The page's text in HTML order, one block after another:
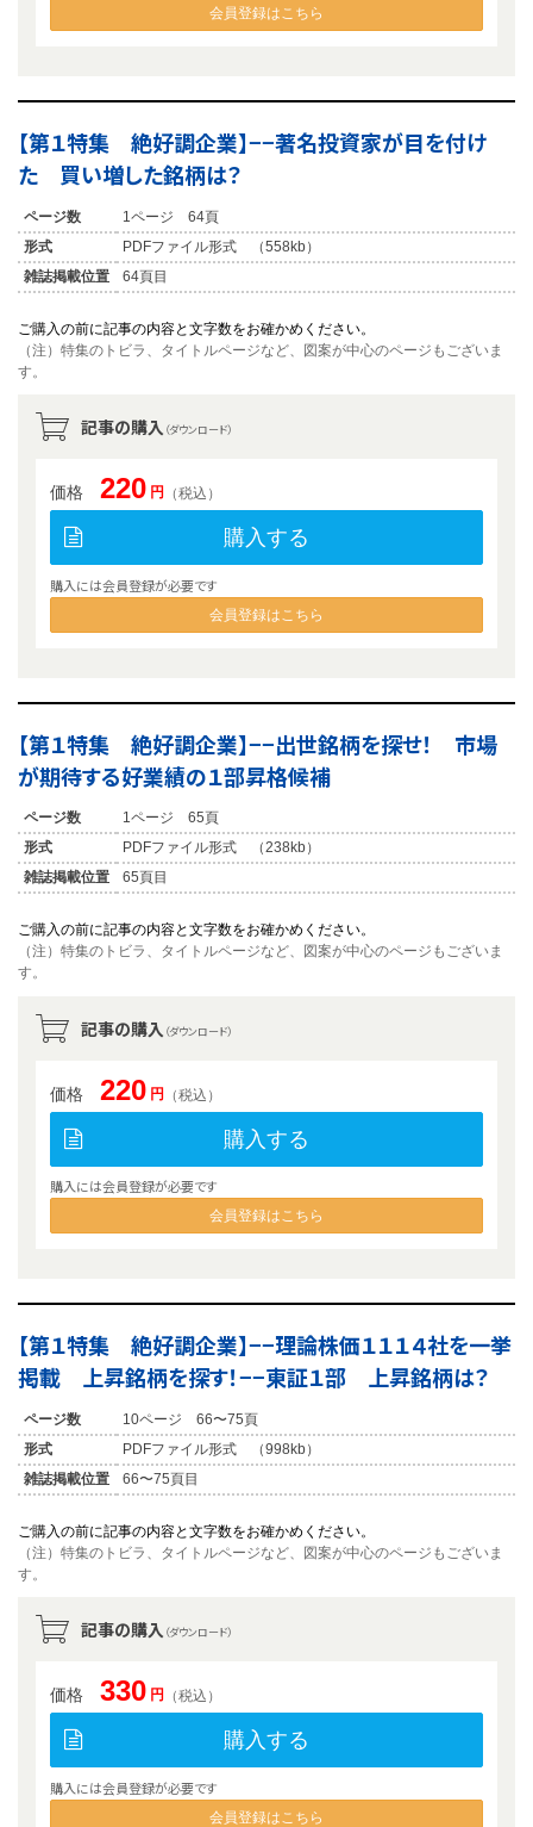
会員登録はこちら
【第１特集 絶好調企業】−−著名投資家が目を付け
た 買い増した銘柄は？
ページ数
1ページ 64頁
形式
PDFファイル形式 （558kb）
雑誌掲載位置
64頁目
ご購入の前に記事の内容と文字数をお確かめください。
（注）特集のトビラ、タイトルページなど、図案が中心のページもございま
す。
記事の購入 （ダウンロード）
価格 220 円 （税込）
購入する
購入には会員登録が必要です
会員登録はこちら
【第１特集 絶好調企業】−−出世銘柄を探せ！ 市場
が期待する好業績の１部昇格候補
ページ数
1ページ 65頁
形式
PDFファイル形式 （238kb）
雑誌掲載位置
65頁目
ご購入の前に記事の内容と文字数をお確かめください。
（注）特集のトビラ、タイトルページなど、図案が中心のページもございま
す。
記事の購入 （ダウンロード）
価格 220 円 （税込）
購入する
購入には会員登録が必要です
会員登録はこちら
【第１特集 絶好調企業】−−理論株価１１１４社を一挙
掲載 上昇銘柄を探す！−−東証１部 上昇銘柄は？
ページ数
10ページ 66〜75頁
形式
PDFファイル形式 （998kb）
雑誌掲載位置
66〜75頁目
ご購入の前に記事の内容と文字数をお確かめください。
（注）特集のトビラ、タイトルページなど、図案が中心のページもございま
す。
記事の購入 （ダウンロード）
価格 330 円 （税込）
購入する
購入には会員登録が必要です
会員登録はこちら